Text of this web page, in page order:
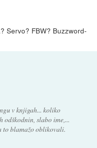
Servo? FBW? Buzzword-
v knjigah... koliko
slabo ime,...
to blamažo oblikovali.